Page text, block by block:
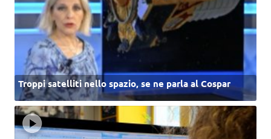
Troppi satelliti nello spazio, se ne parla al Cospar